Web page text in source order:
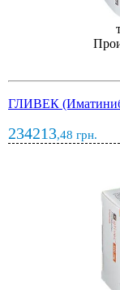
ГЛИВЕК
234213,48 грн.